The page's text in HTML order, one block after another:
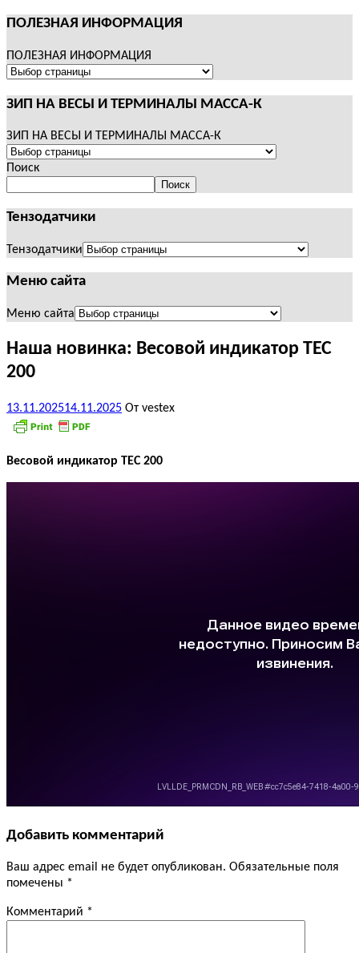
ПОЛЕЗНАЯ ИНФОРМАЦИЯ
ПОЛЕЗНАЯ ИНФОРМАЦИЯ
ЗИП НА ВЕСЫ И ТЕРМИНАЛЫ МАССА-К
ЗИП НА ВЕСЫ И ТЕРМИНАЛЫ МАССА-К
Поиск
Поиск
Тензодатчики
Тензодатчики
Меню сайта
Меню сайта
Наша новинка: Весовой индикатор ТЕС
200
13.11.202514.11.2025 От vestex
Весовой индикатор ТЕС 200
Добавить комментарий
Ваш адрес email не будет опубликован. Обязательные поля
помечены *
Комментарий *